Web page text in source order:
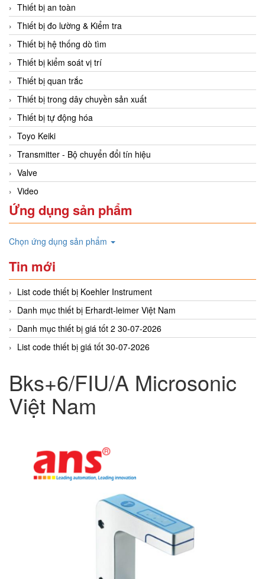
Thiết bị an toàn
Thiết bị đo lường & Kiểm tra
Thiết bị hệ thống dò tìm
Thiết bị kiểm soát vị trí
Thiết bị quan trắc
Thiết bị trong dây chuyền sản xuất
Thiết bị tự động hóa
Toyo Keiki
Transmitter - Bộ chuyển đổi tín hiệu
Valve
Video
Ứng dụng sản phẩm
Chọn ứng dụng sản phẩm
Tin mới
List code thiết bị Koehler Instrument
Danh mục thiết bị Erhardt-leimer Việt Nam
Danh mục thiết bị giá tốt 2 30-07-2026
List code thiết bị giá tốt 30-07-2026
Bks+6/FIU/A Microsonic
Việt Nam